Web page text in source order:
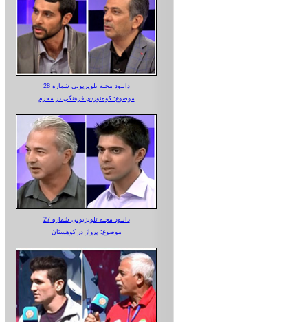
دانلود مجله تلویزیونی شماره 28
موضوع: کوه‌نوردی فرهنگی در محرم
دانلود مجله تلویزیونی شماره 27
موضوع: پرواز در کوهستان